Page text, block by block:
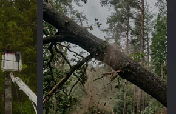
18
Pose et
changement
grillage et clôture
18